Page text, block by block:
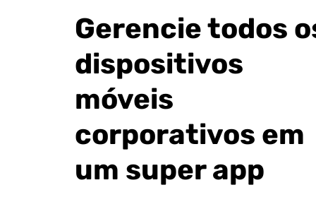
Gerencie todos
dispositivos
móveis
corporativos em
um super app